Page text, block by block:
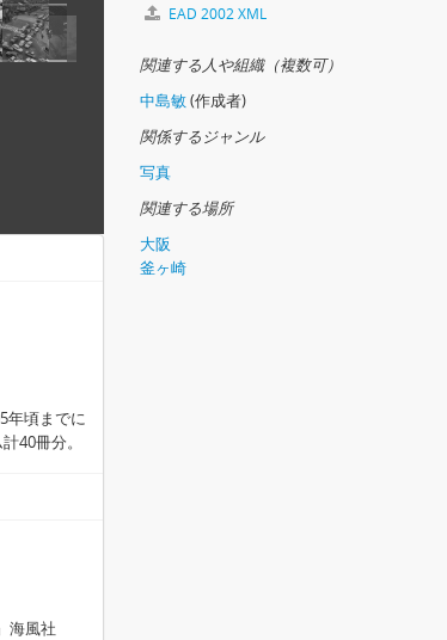
年頃までに
40冊分。
海風社
EAD 2002 XML
関連する人や組織（複数可）
中島敏(作成者)
関係するジャンル
写真
関連する場所
大阪
釜ヶ崎